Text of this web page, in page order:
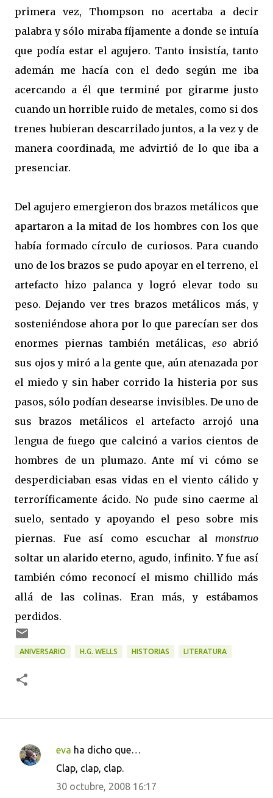
primera vez, Thompson no acertaba a decir
palabra y sólo miraba fíjamente a donde se intuía
que podía estar el agujero. Tanto insistía, tanto
ademán me hacía con el dedo según me iba
acercando a él que terminé por girarme justo
cuando un horrible ruido de metales, como si dos
trenes hubieran descarrilado juntos, a la vez y de
manera coordinada, me advirtió de lo que iba a
presenciar.
Del agujero emergieron dos brazos metálicos que
apartaron a la mitad de los hombres con los que
había formado círculo de curiosos. Para cuando
uno de los brazos se pudo apoyar en el terreno, el
artefacto hizo palanca y logró elevar todo su
peso. Dejando ver tres brazos metálicos más, y
sosteniéndose ahora por lo que parecían ser dos
enormes piernas también metálicas, eso abrió
sus ojos y miró a la gente que, aún atenazada por
el miedo y sin haber corrido la histeria por sus
pasos, sólo podían desearse invisibles. De uno de
sus brazos metálicos el artefacto arrojó una
lengua de fuego que calcinó a varios cientos de
hombres de un plumazo. Ante mí vi cómo se
desperdiciaban esas vidas en el viento cálido y
terroríficamente ácido. No pude sino caerme al
suelo, sentado y apoyando el peso sobre mis
piernas. Fue así como escuchar al monstruo
soltar un alarido eterno, agudo, infinito. Y fue así
también cómo reconocí el mismo chillido más
allá de las colinas. Eran más, y estábamos
perdidos.
ANIVERSARIO H.G. WELLS HISTORIAS LITERATURA
C
eva ha dicho que…
Clap, clap, clap.
30 octubre, 2008 16:17